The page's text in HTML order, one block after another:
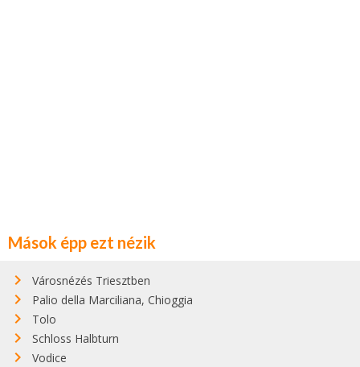
Mások épp ezt nézik
Városnézés Triesztben
Palio della Marciliana, Chioggia
Tolo
Schloss Halbturn
Vodice